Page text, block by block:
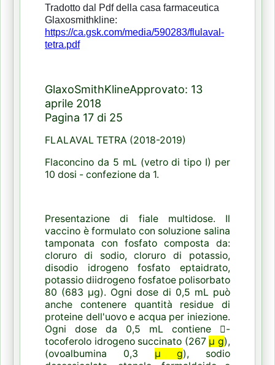
Tradotto dal Pdf della casa farmaceutica
Glaxosmithkline:
https://ca.gsk.com/media/590283/flulaval-
tetra.pdf
GlaxoSmithKlineApprovato: 13
aprile 2018
Pagina 17 di 25
FLALAVAL TETRA (2018-2019)
Flaconcino da 5 mL (vetro di tipo I) per
10 dosi - confezione da 1.
Presentazione di fiale multidose. Il
vaccino è formulato con soluzione salina
tamponata con fosfato composta da:
cloruro di sodio, cloruro di potassio,
disodio idrogeno fosfato eptaidrato,
potassio diidrogeno fosfatoe polisorbato
80 (683 μg). Ogni dose di 0,5 mL può
anche contenere quantità residue di
proteine ​​dell'uovo e acqua per iniezione.
Ogni dose da 0,5 mL contiene -
tocoferolo idrogeno succinato (267 μ g),
(ovoalbumina 0,3 μ g), sodio